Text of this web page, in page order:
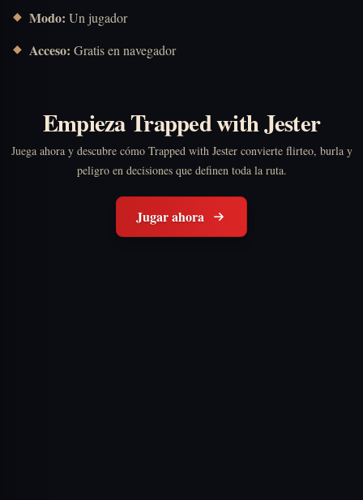
Modo: Un jugador
Acceso: Gratis en navegador
Empieza Trapped with Jester
Juega ahora y descubre cómo Trapped with Jester convierte flirteo, burla y
peligro en decisiones que definen toda la ruta.
Jugar ahora